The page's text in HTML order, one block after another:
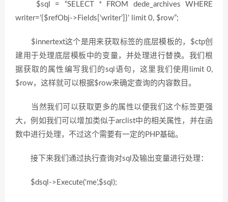
$sql = “SELECT * FROM dede_archives WHERE
writer=’{$refObj->Fields[‘writer’]}’ limit 0, $row”;
$innertext这个是用来获取标签的底层模板的，$ctp创
建用于处理底层模板中的变量，并处理进行替换。我们根
据获取的属性编写我们的sql语句，这里我们使用limit 0,
$row，这样就可以根据$row来确定查询的内容数目。
当然我们可以获取更多的属性以便我们这个标签更强
大，例如我们可以增加类似于arclist中的相关属性，并在函
数中进行处理，不过这个需要有一定的PHP基础。
接下来我们通过执行查询对sql及输出变量进行处理：
$dsql->Execute(‘me’,$sql);